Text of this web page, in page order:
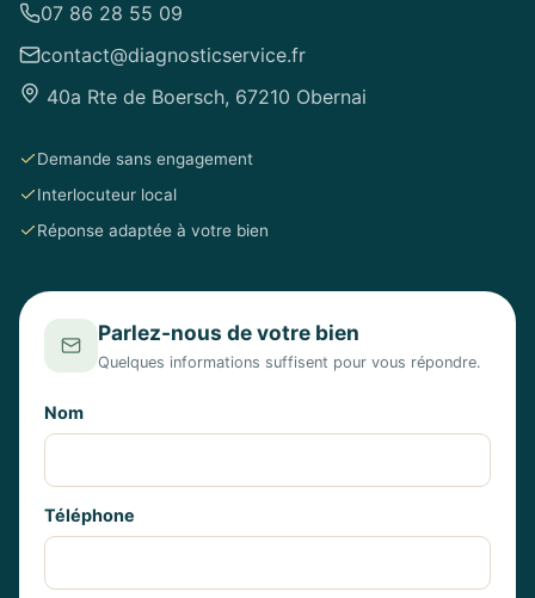
07 86 28 55 09
contact@diagnosticservice.fr
40a Rte de Boersch, 67210 Obernai
Demande sans engagement
Interlocuteur local
Réponse adaptée à votre bien
Parlez-nous de votre bien
Quelques informations suffisent pour vous répondre.
Nom
Téléphone